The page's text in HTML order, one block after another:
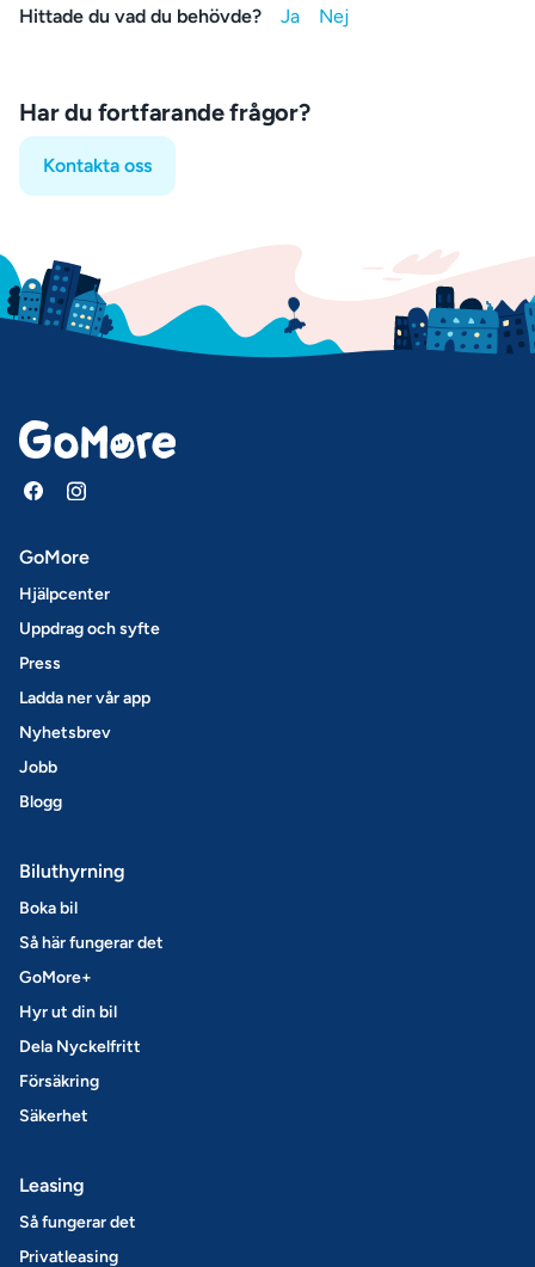
Hittade du vad du behövde?
Har du fortfarande frågor?
Kontakta oss
GoMore
Hjälpcenter
Uppdrag och syfte
Press
Ladda ner vår app
Nyhetsbrev
Jobb
Blogg
Biluthyrning
Boka bil
Så här fungerar det
GoMore+
Hyr ut din bil
Dela Nyckelfritt
Försäkring
Säkerhet
Leasing
Så fungerar det
Privatleasing